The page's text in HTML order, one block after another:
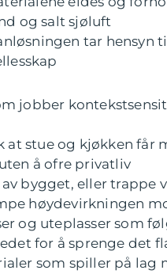
og salt sjøluft
tar hensyn
jobber
at stue og kjøkken får
å ofre privatliv
av bygget, eller trappe
høydevirkningen
og uteplasser som
for å sprenge det
som spiller på lag